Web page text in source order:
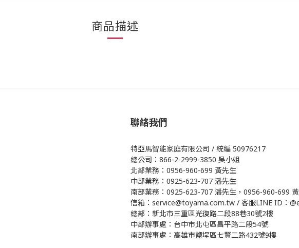
商品描述
聯絡我們
特亞馬智能家庭有限公司 / 統編 50976217
總公司：866-2-2999-3850 吳小姐
北部業務：0956-960-699 黃先生
中部業務：0925-623-707 潘先生
南部業務：0925-623-707 潘先生，0956-960-699
信箱：service@toyama.com.tw / 客服LINE ID：
總部：新北市三重區光復路二段88巷30號2樓
中部辦事處：台中市北屯區昌平路二段54號
南部辦事處：高雄市鹽埕區七賢二路432號9樓